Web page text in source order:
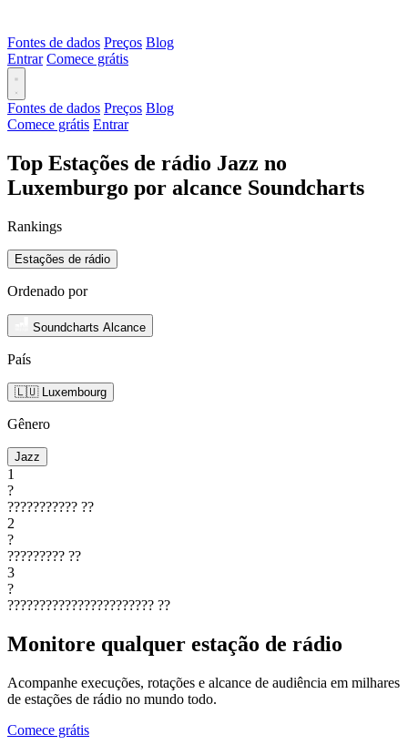
Fontes de dados Preços Blog
Entrar Comece grátis
Fontes de dados Preços Blog
Comece grátis Entrar
Top Estações de rádio Jazz no
Luxemburgo por alcance Soundcharts
Rankings
Estações de rádio
Ordenado por
Soundcharts Alcance
País
🇱🇺 Luxembourg
Gênero
Jazz
1
?
??????????? ??
2
?
????????? ??
3
?
??????????????????????? ??
Monitore qualquer estação de rádio
Acompanhe execuções, rotações e alcance de audiência em milhares
de estações de rádio no mundo todo.
Comece grátis